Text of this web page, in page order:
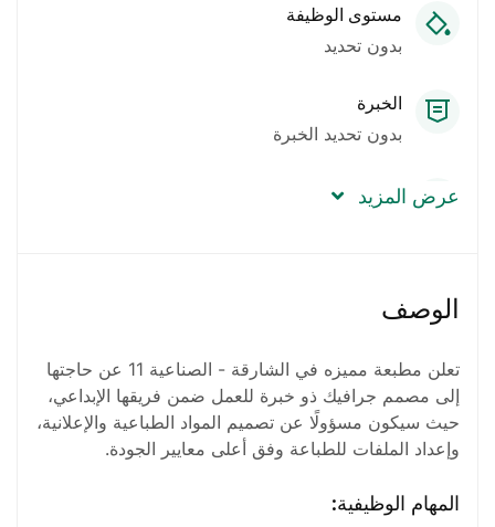
مستوى الوظيفة
بدون تحديد
الخبرة
بدون تحديد الخبرة
العدد المطلوب
بدون تحديد
عرض المزيد
الوصف
تعلن مطبعة مميزه في الشارقة - الصناعية 11 عن حاجتها
إلى مصمم جرافيك ذو خبرة للعمل ضمن فريقها الإبداعي،
حيث سيكون مسؤولًا عن تصميم المواد الطباعية والإعلانية،
وإعداد الملفات للطباعة وفق أعلى معايير الجودة.
المهام الوظيفية: